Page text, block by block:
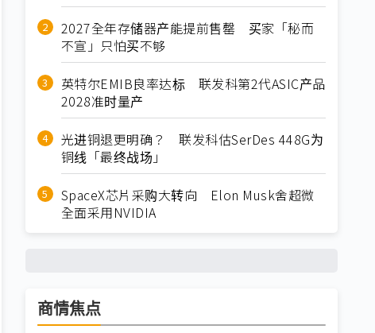
2027全年存储器产能提前售罄 买家「秘而
不宣」只怕买不够
英特尔EMIB良率达标 联发科第2代ASIC产品
2028准时量产
光进铜退更明确？ 联发科估SerDes 448G为
铜线「最终战场」
SpaceX芯片采购大转向 Elon Musk舍超微
全面采用NVIDIA
商情焦点